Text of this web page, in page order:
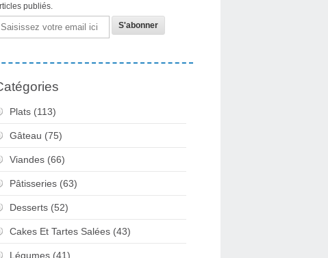
publiés.
Plats (113)
Gâteau (75)
Viandes (66)
Pâtisseries (63)
Desserts (52)
Cakes Et Tartes Salées (43)
Légumes (41)